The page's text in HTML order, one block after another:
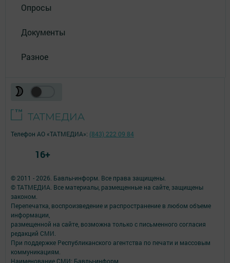
Опросы
Документы
Разное
© 2011 - 2026. Бавлы-информ. Все права защищены.
© ТАТМЕДИА. Все материалы, размещенные на сайте, защищены
законом.
Перепечатка, воспроизведение и распространение в любом объеме
информации,
размещенной на сайте, возможна только с письменного согласия
редакций СМИ.
При поддержке Республиканского агентства по печати и массовым
коммуникациям.
Наименование СМИ: Бавлы-информ
Телефон АО «ТАТМЕДИА»: (843) 222 09 84
16+